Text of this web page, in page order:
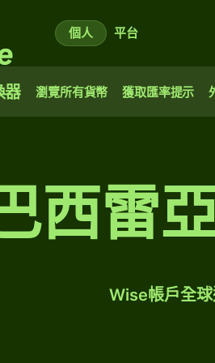
個人 平台
器 瀏覽所有貨幣 獲取匯率提示
西雷
Wise帳戶全